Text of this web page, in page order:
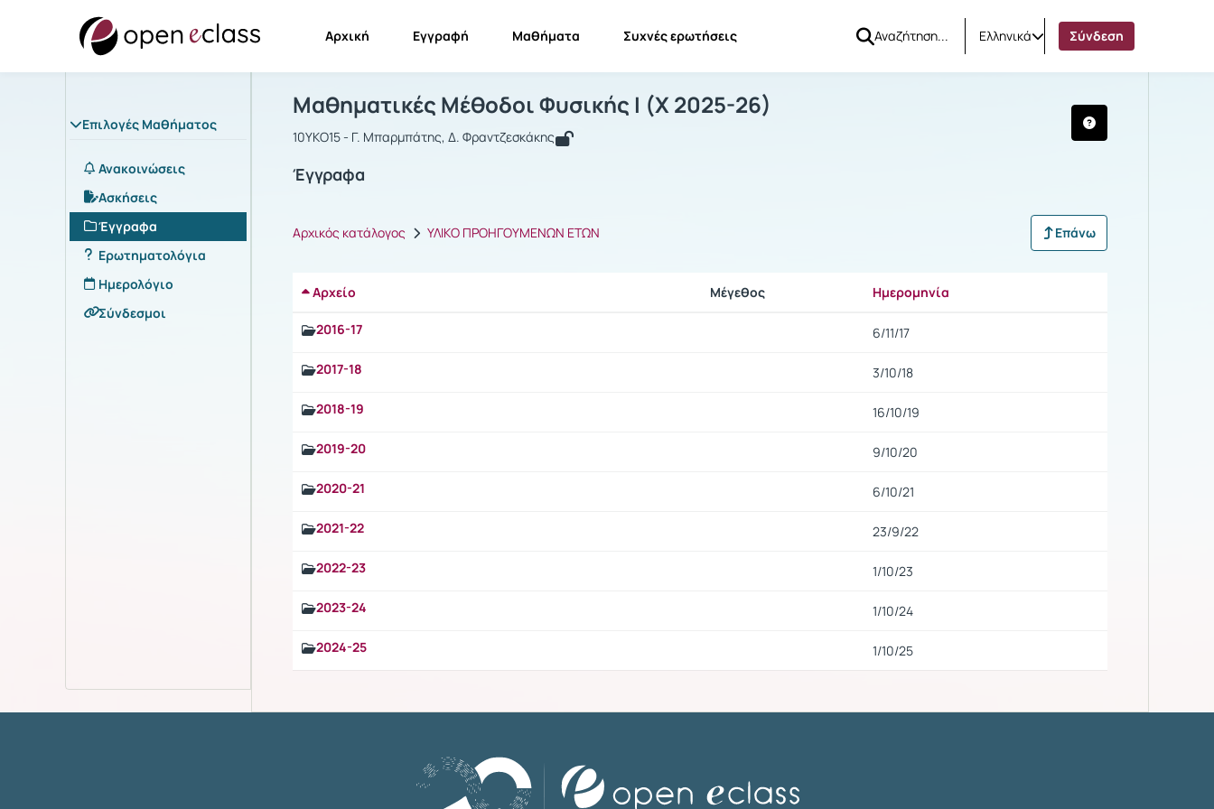
Αρχική Εγγραφή Μαθήματα Συχνές ερωτήσεις Ελληνικά Σύνδεση
Επιλογές Μαθήματος
Ανακοινώσεις
Ασκήσεις
Έγγραφα
Ερωτηματολόγια
Ημερολόγιο
Σύνδεσμοι
Μάθημα : Μαθηματικές Μέθοδοι Φυσικής Ι
Μαθηματικές Μέθοδοι Φυσικής Ι (Χ 2025-26)
10YKO15 - Γ. Μπαρμπάτης, Δ. Φραντζεσκάκης
Έγγραφα
Αρχικός κατάλογος ΥΛΙΚΟ ΠΡΟΗΓΟΥΜΕΝΩΝ ΕΤΩΝ Επάνω
Αρχείο Μέγεθος Ημερομηνία
2016-17
6/11/17
2017-18 3/10/18
2018-19 16/10/19
2019-20 9/10/20
2020-21 6/10/21
2021-22 23/9/22
2022-23 1/10/23
2023-24 1/10/24
2024-25 1/10/25